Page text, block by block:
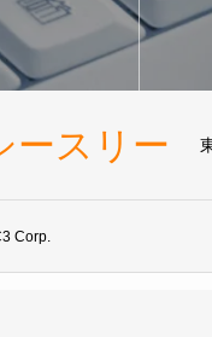
ースリー
Corp.